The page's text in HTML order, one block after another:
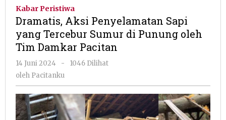
yang
Tercebur
Tim
Damkar
Pacitan
Kabar Peristiwa
Dramatis, Aksi Penyelamatan Sapi
yang Tercebur Sumur di Punung oleh
Tim Damkar Pacitan
14 Juni 2024
oleh
Pacitanku
-
1046 Dilihat
oleh Pacitanku